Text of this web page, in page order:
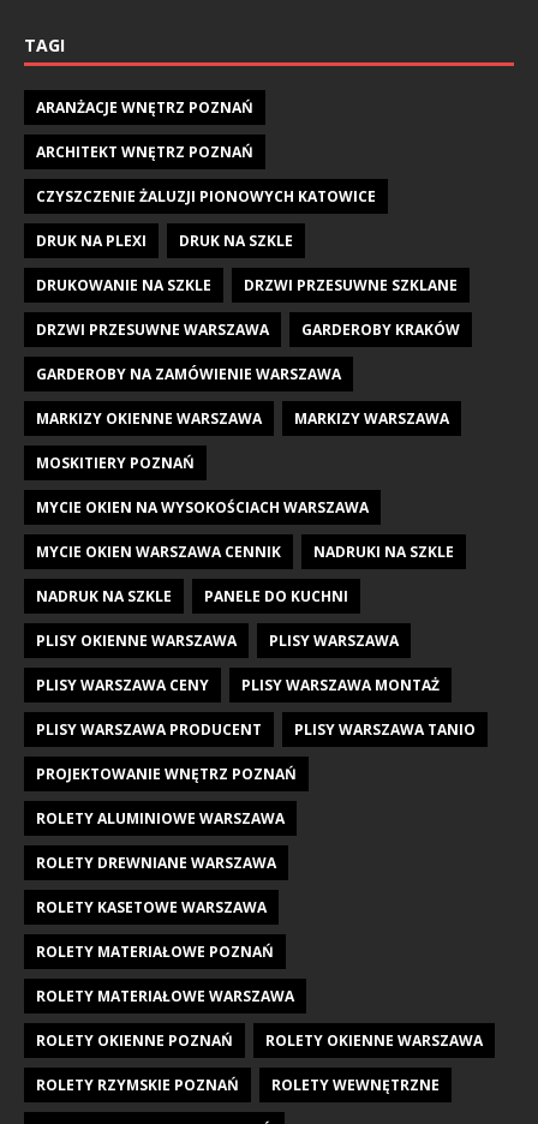
TAGI
ARANŻACJE WNĘTRZ POZNAŃ
ARCHITEKT WNĘTRZ POZNAŃ
CZYSZCZENIE ŻALUZJI PIONOWYCH KATOWICE
DRUK NA PLEXI DRUK NA SZKLE
DRUKOWANIE NA SZKLE DRZWI PRZESUWNE SZKLANE
DRZWI PRZESUWNE WARSZAWA GARDEROBY KRAKÓW
GARDEROBY NA ZAMÓWIENIE WARSZAWA
MARKIZY OKIENNE WARSZAWA MARKIZY WARSZAWA
MOSKITIERY POZNAŃ
MYCIE OKIEN NA WYSOKOŚCIACH WARSZAWA
MYCIE OKIEN WARSZAWA CENNIK NADRUKI NA SZKLE
NADRUK NA SZKLE PANELE DO KUCHNI
PLISY OKIENNE WARSZAWA PLISY WARSZAWA
PLISY WARSZAWA CENY PLISY WARSZAWA MONTAŻ
PLISY WARSZAWA PRODUCENT PLISY WARSZAWA TANIO
PROJEKTOWANIE WNĘTRZ POZNAŃ
ROLETY ALUMINIOWE WARSZAWA
ROLETY DREWNIANE WARSZAWA
ROLETY KASETOWE WARSZAWA
ROLETY MATERIAŁOWE POZNAŃ
ROLETY MATERIAŁOWE WARSZAWA
ROLETY OKIENNE POZNAŃ ROLETY OKIENNE WARSZAWA
ROLETY RZYMSKIE POZNAŃ ROLETY WEWNĘTRZNE